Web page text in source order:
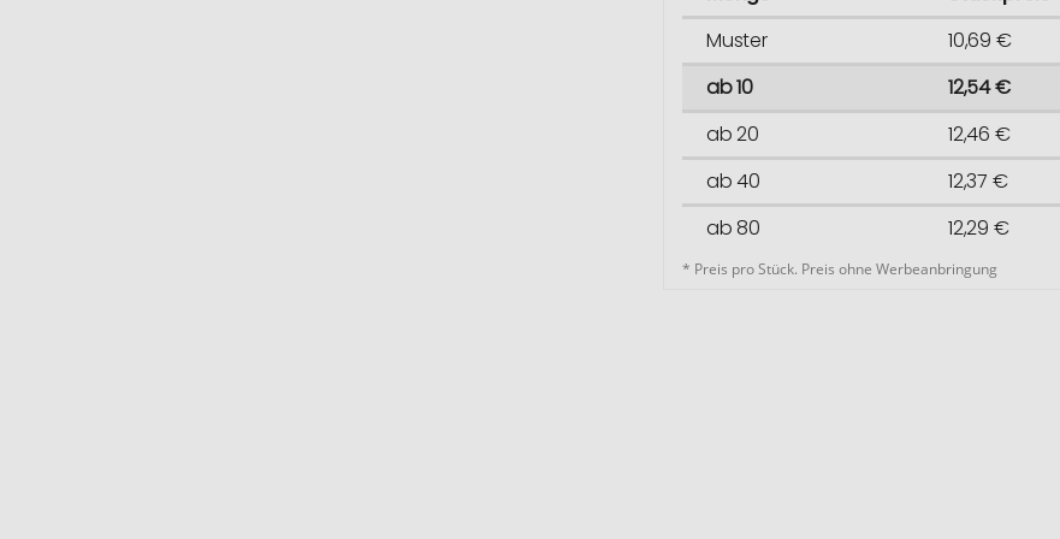
Muster
10,69 €
ab 10
12,54 €
ab 20
12,46 €
ab 40
12,37 €
ab 80
12,29 €
* Preis pro Stück. Preis ohne Werbeanbringung